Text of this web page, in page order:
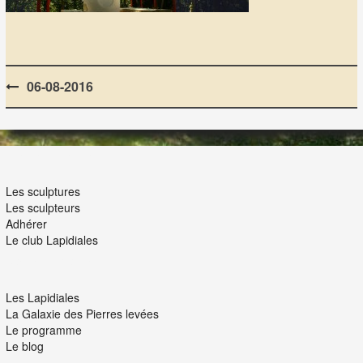
Post
navigation
06-08-2016
Les sculptures
Les sculpteurs
Adhérer
Le club Lapidiales
Les Lapidiales
La Galaxie des Pierres levées
Le programme
Le blog